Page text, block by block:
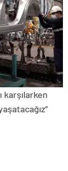
karşılarken